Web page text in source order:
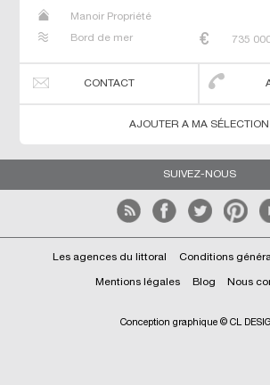
Manoir Propriété
Bord de mer 735
CONTACT
AJOUTER A MA SÉLECTION
SUIVEZ-NOUS
Les agences du littoral Conditions
Mentions légales Blog Nous
Conception graphique © CL